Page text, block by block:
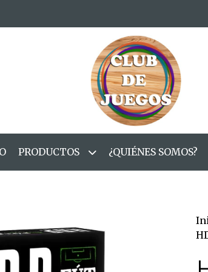
PRODUCTOS ¿QUIÉNES SOMOS?